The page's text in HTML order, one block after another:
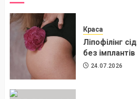
Краса
Ліпофілінг
без
24.07.2026